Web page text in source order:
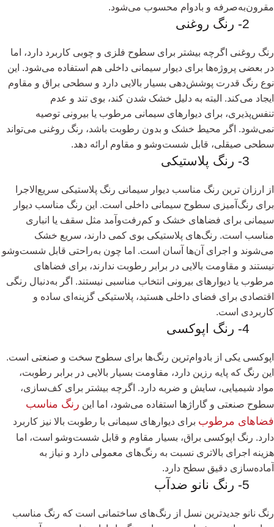
مقرون‌به‌صرفه و بادوام محسوب می‌شود.
2- رنگ روغنی
رنگ روغنی اگرچه بیشتر برای سطوح فلزی و چوبی کاربرد دارد، اما
در بعضی پروژه‌ها برای دیوار سیمانی داخلی هم استفاده می‌شود. این
نوع رنگ قدرت پوشش‌دهی بسیار بالایی دارد و سطحی براق و مقاوم
ایجاد می‌کند. البته به دلیل خشک شدن کند، بوی تند و عدم
تنفس‌پذیری، برای دیوارهای سیمانی مرطوب یا بیرونی توصیه
نمی‌شود. اگر محیط خشک و بدون رطوبت باشد، رنگ روغنی می‌تواند
سطحی صیقلی، قابل شست‌وشو و مقاوم ارائه دهد.
3- رنگ پلاستیکی
از ارزان ترین رنگ مناسب دیوار سیمانی رنگ پلاستیکی سریع‌الاجرا
برای رنگ‌آمیزی سطوح سیمانی داخلی است. این رنگ مناسب دیوار
سیمانی برای فضاهای خشک و کم‌رفت‌وآمد مثل سقف یا انباری
مناسب است. رنگ‌های پلاستیکی بوی کمی دارند، سریع خشک
می‌شوند و اجرای آن‌ها آسان است. اما چون به‌راحتی قابل شست‌وشو
نیستند و مقاومت بالایی در برابر رطوبت ندارند، برای فضاهای
مرطوب یا دیوارهای بیرونی انتخاب مناسبی نیستند. اگر به‌دنبال رنگی
اقتصادی برای فضای داخلی هستید، پلاستیکی گزینه‌ای ساده و
کاربردی است.
4- رنگ اپوکسی
اپوکسی یکی از بادوام‌ترین رنگ‌ها برای سطوح سخت و صنعتی است.
این رنگ که پایه رزین دارد، مقاومت بسیار بالایی در برابر رطوبت،
مواد شیمیایی، سایش و ضربه دارد. اگرچه بیشتر برای کف‌سازی،
سطوح صنعتی و گاراژها استفاده می‌شود، اما این رنگ مناسب
فضاهای مرطوب برای دیوارهای سیمانی با رطوبت بالا نیز کاربرد
دارد. رنگ اپوکسی براق، بسیار مقاوم و قابل شست‌وشو است، اما
هزینه اجرای بالاتری نسبت به رنگ‌های معمولی دارد و نیاز به
آماده‌سازی دقیق سطح دارد.
5- رنگ نانو ضدآب
رنگ‌ نانو جدیدترین نسل از رنگ‌های ساختمانی است که رنگ مناسب